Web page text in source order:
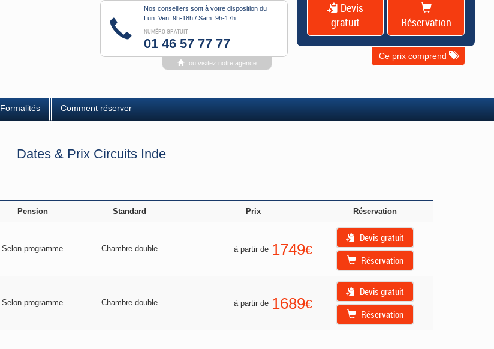
Devis
gratuit
Réservation
Ce prix comprend
Nos conseillers sont à votre disposition du
Lun. Ven. 9h-18h / Sam. 9h-17h
NUMÉRO GRATUIT
01 46 57 77 77
ou visitez notre agence
Formalités Comment réserver
Dates & Prix Circuits Inde
Pension Standard Prix Réservation
Selon programme Chambre double à partir de 1749€
Devis gratuit
Réservation
Selon programme Chambre double à partir de 1689€
Devis gratuit
Réservation